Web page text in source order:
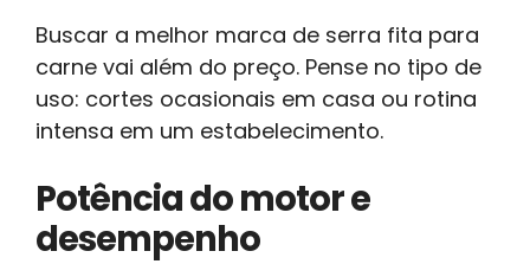
Buscar a melhor marca de serra fita para
carne vai além do preço. Pense no tipo de
uso: cortes ocasionais em casa ou rotina
intensa em um estabelecimento.
Potência do motor e
desempenho